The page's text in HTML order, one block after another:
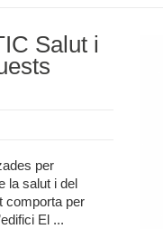
Salut i
per
la salut i del
comporta per
El ...